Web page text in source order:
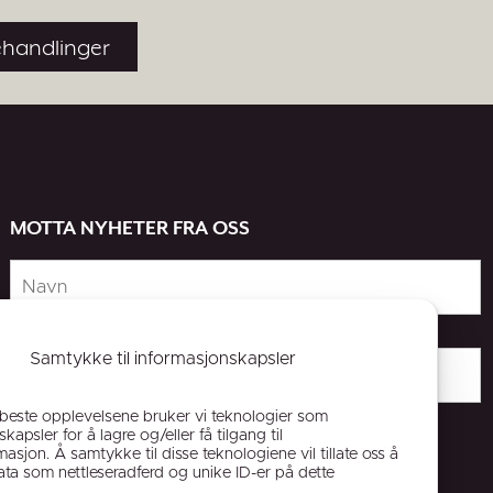
MOTTA NYHETER FRA OSS
Samtykke til informasjonskapsler
opplevelsene bruker vi teknologier som
for å lagre og/eller få tilgang til
Å samtykke til disse teknologiene vil tillate oss å
som nettleseradferd og unike ID-er på dette